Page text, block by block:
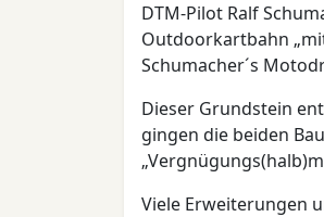
DTM-Pilot Ralf
Outdoorkartbahn
Schumacher´s
Dieser Grundstein
gingen die beiden
Viele Erweiterungen